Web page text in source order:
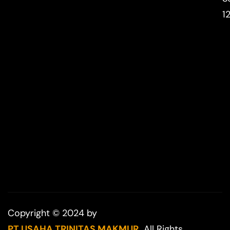
Copyright © 2024 by